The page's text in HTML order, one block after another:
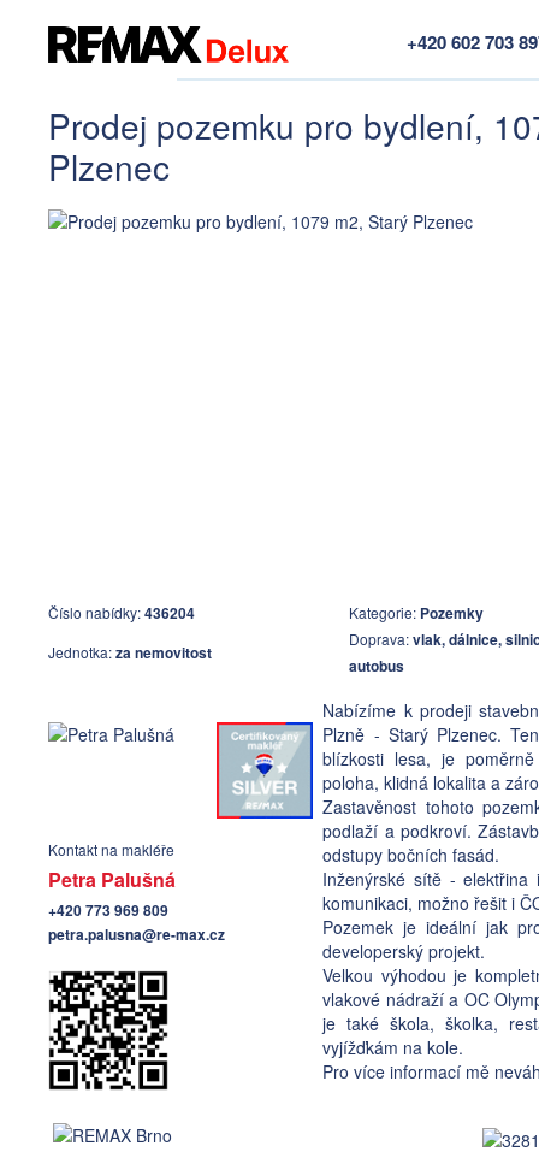
+420 602 703
Prodej pozemku pro bydlení,
Plzenec
Číslo nabídky:436204 Kategorie: Pozemky
Jednotka:za nemovitost
Doprava:vlak, dálnice,
autobus
Kontakt na makléře
Petra Palušná
+420 773 969 809
petra.palusna@re-max.cz
Nabízíme k prodeji
Plzně - Starý Plzenec.
blízkosti lesa, je
poloha, klidná lokalita a
Zastavěnost tohoto
podlaží a podkroví.
odstupy bočních fasád.
Inženýrské sítě -
komunikaci, možno řešit i
Pozemek je ideální jak
developerský projekt.
Velkou výhodou je
vlakové nádraží a OC
je také škola, školka,
vyjížďkám na kole.
Pro více informací mě